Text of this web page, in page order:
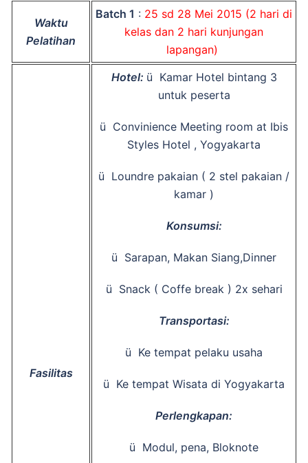
Waktu
Pelatihan
Batch 1 : 25 sd 28 Mei 2015 (2 hari di
kelas dan 2 hari kunjungan
lapangan)
Fasilitas
Hotel: ü Kamar Hotel bintang 3
untuk peserta
ü Convinience Meeting room at Ibis
Styles Hotel , Yogyakarta
ü Loundre pakaian ( 2 stel pakaian /
kamar )
Konsumsi:
ü Sarapan, Makan Siang,Dinner
ü Snack ( Coffe break ) 2x sehari
Transportasi:
ü Ke tempat pelaku usaha
ü Ke tempat Wisata di Yogyakarta
Perlengkapan:
ü Modul, pena, Bloknote